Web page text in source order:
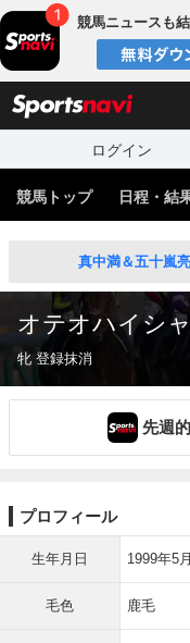
競馬ニュースも
ログイン
競馬トップ 日程・結
真中満＆五十嵐
オテオハイシ
牝 登録抹消
先週
プロフィール
生年月日 1999年5
毛色 鹿毛